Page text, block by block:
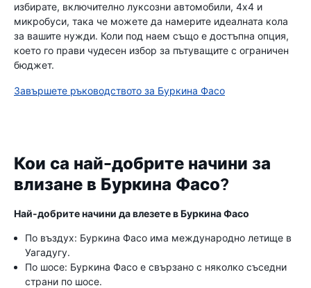
избирате, включително луксозни автомобили, 4x4 и
микробуси, така че можете да намерите идеалната кола
за вашите нужди. Коли под наем също е достъпна опция,
което го прави чудесен избор за пътуващите с ограничен
бюджет.
Завършете ръководството за Буркина Фасо
Кои са най-добрите начини за
влизане в Буркина Фасо?
Най-добрите начини да влезете в Буркина Фасо
По въздух: Буркина Фасо има международно летище в
Уагадугу.
По шосе: Буркина Фасо е свързано с няколко съседни
страни по шосе.